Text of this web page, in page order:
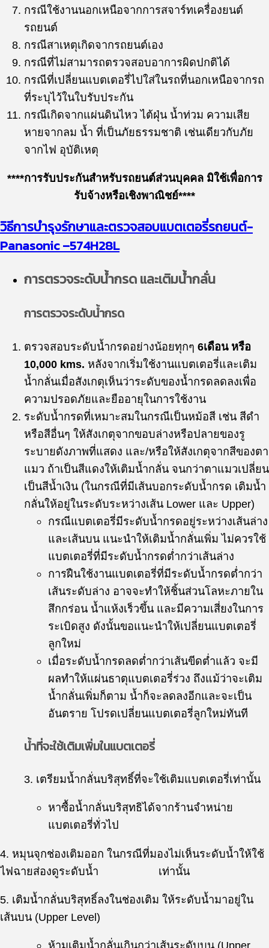
กรณีใช้งานนอกเหนือจากการสจาร์ทเครื่องยนต์
รถยนต์
กรณีสาเหตุเกิดจากรถยนต์เอง
กรณีที่ไม่สามารถตรวจสอบอาการผิดปกติได้
กรณีที่เปลี่ยนแบตเตอรี่ไปใส่ในรถที่นอกเหนือจากรถ
ที่ระบุไว้ในใบรับประกัน
กรณีเกิดจากแผ่นดินไหว ไต้ฝุ่น น้ำท่วม ความเสีย
หายจากลม น้ำ ที่เป็นภัยธรรมชาติ เช่นเดียวกับภัย
จากไฟ อุบัติเหตุ
****การรับประกันสำหรับรถยนต์ส่วนบุคคล มิใช้เพื่อการ
รับจ้างหรือเชิงพาณิชย์****
วิธีการบำรุงรักษาและตรวจสอบแบตเตอรี่รถยนต์-
Panasonic–574H28L
การตรวจระดับน้ำกรด และเติมน้ำกลั่น
การตรวจระดับน้ำกรด
ตรวจสอบระดับน้ำกรดอย่างน้อยทุกๆ 6เดือน หรือ
10,000 kms. หลังจากเริ่มใช้งานแบตเตอรี่และเติม
น้ำกลั่นเมื่อสังเกตุเห็นว่าระดับของน้ำกรดลดลงเพื่อ
ความปรอดภัยและยืออายุในการใช้งาน
ระดับน้ำกรดที่เหมาะสมในกรณีเป็นหม้อสี เช่น สีดำ
หรือสีอื่นๆ ให้สังเกตุจากขอบล่างหรือปลายของรู
ระบายดังภาพที่แสดง และ/หรือให้สังเกตุจากสีของตา
แมว ถ้าเป็นสีแดงให้เติมน้ำกลั่น จนกว่าตาแมวเปลี่ยน
เป็นสีน้ำเงิน (ในกรณีที่มีเส้นบอกระดับน้ำกรด เติมน้ำ
กลั่นให้อยู่ในระดับระหว่างเส้น Lower และ Upper)
กรณีแบตเตอรี่มีระดับน้ำกรดอยู่ระหว่างเส้นล่าง
และเส้นบน แนะนำให้เติมน้ำกลั่นเพิ่ม ไม่ควรใช้
แบตเตอรี่ที่มีระดับน้ำกรดต่ำกว่าเส้นล่าง
การฝืนใช้งานแบตเตอรี่ที่มีระดับน้ำกรดต่ำกว่า
เส้นระดับล่าง อาจจะทำให้ชิ้นส่วนโลหะภายใน
สึกกร่อน น้ำแห้งเร็วขึ้น และมีความเสี่ยงในการ
ระเบิดสูง ดังนั้นขอแนะนำให้เปลี่ยนแบตเตอรี่
ลูกใหม่
เมื่อระดับน้ำกรดลดต่ำกว่าเส้นขีดต่ำแล้ว จะมี
ผลทำให้แผ่นธาตุแบตเตอรี่ร่วง ถึงแม้ว่าจะเติม
น้ำกลั่นเพิ่มก็ตาม น้ำก็จะลดลงอีกและจะเป็น
อันตราย โปรดเปลี่ยนแบตเตอรี่ลูกใหม่ทันที
น้ำที่จะใช้เติมเพิ่มในแบตเตอรี่
3. เตรียมน้ำกลั่นบริสุทธิ์ที่จะใช้เติมแบตเตอรี่เท่านั้น
หาซื้อน้ำกลั่นบริสุทธิได้จากร้านจำหน่าย
แบตเตอรี่ทั่วไป
4. หมุนจุกช่องเติมออก ในกรณีที่มองไม่เห็นระดับน้ำให้ใช้
ไฟฉายส่องดูระดับน้ำ เท่านั้น
5. เติมน้ำกลั่นบริสุทธิ์ลงในช่องเติม ให้ระดับน้ำมาอยู่ใน
เส้นบน (Upper Level)
ห้ามเติมน้ำกลั่นเกินกว่าเส้นระดับบน (Upper